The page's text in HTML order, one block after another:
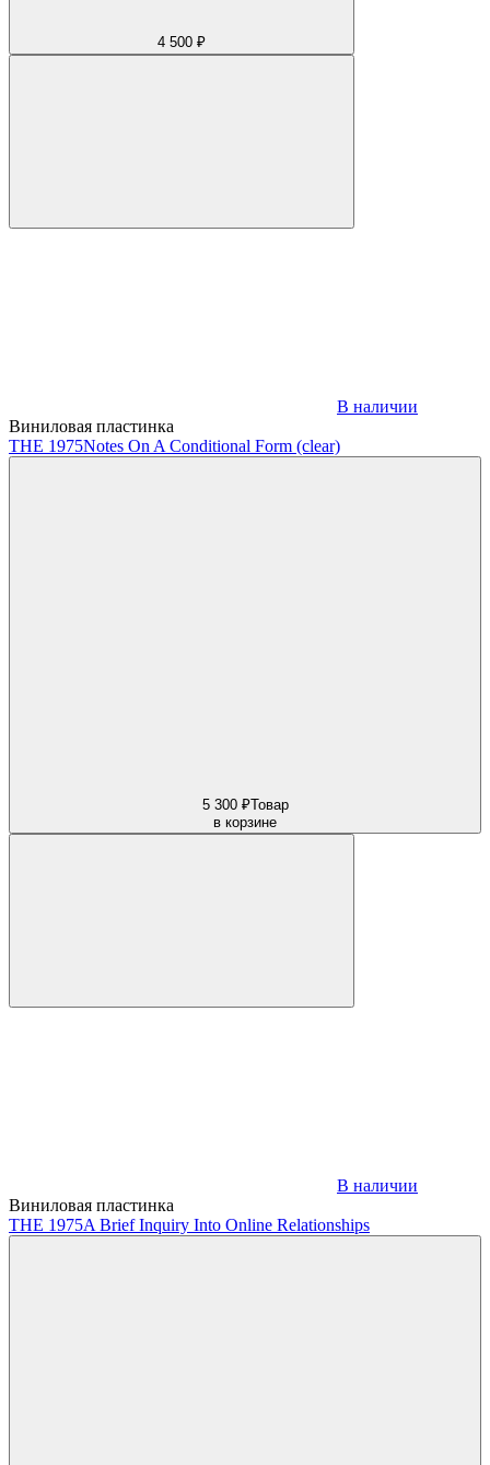
4 500 ₽
В наличии
Виниловая пластинка
THE 1975Notes On A Conditional Form (clear)
5 300 ₽Товар
в корзине
В наличии
Виниловая пластинка
THE 1975A Brief Inquiry Into Online Relationships